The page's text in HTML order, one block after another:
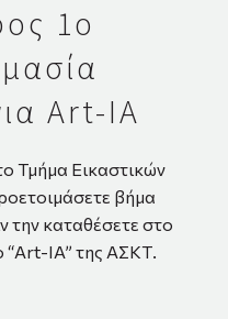
1ο
Art-IA
Τμήμα Εικαστικών
βήμα
την καταθέσετε στο
“Art-IA” της ΑΣΚΤ.